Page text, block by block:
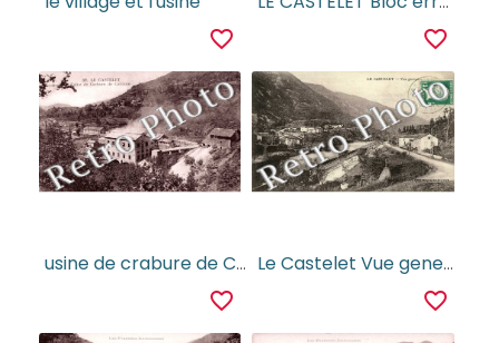
favorite_border favorite_border
usine de crabure de Calcium
favorite_border
Le Castelet Vue generale
favorite_border